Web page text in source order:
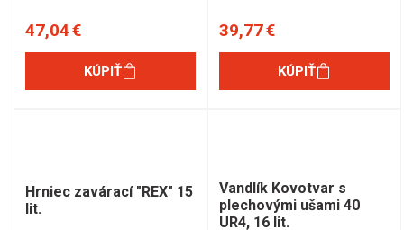
47,04 €
KÚPIŤ
39,77 €
KÚPIŤ
Hrniec zavárací "REX" 15
lit.
Vandlík Kovotvar s
plechovými ušami 40
UR4, 16 lit.